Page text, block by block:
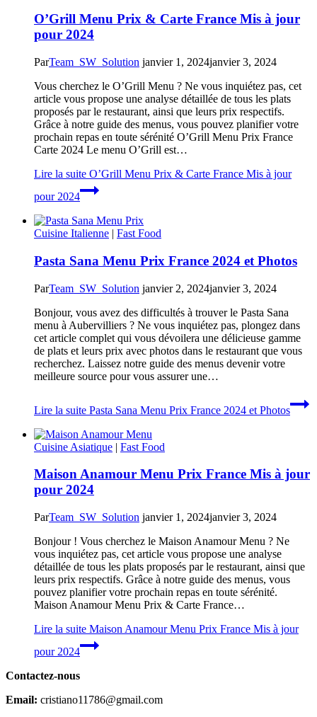
O’Grill Menu Prix & Carte France Mis à jour
pour 2024
ParTeam_SW_Solution janvier 1, 2024janvier 3, 2024
Vous cherchez le O’Grill Menu ? Ne vous inquiétez pas, cet
article vous propose une analyse détaillée de tous les plats
proposés par le restaurant, ainsi que leurs prix respectifs.
Grâce à notre guide des menus, vous pouvez planifier votre
prochain repas en toute sérénité O’Grill Menu Prix France
Carte 2024 Le menu O’Grill est…
Lire la suite O’Grill Menu Prix & Carte France Mis à jour
pour 2024
Cuisine Italienne | Fast Food
Pasta Sana Menu Prix France 2024 et Photos
ParTeam_SW_Solution janvier 2, 2024janvier 3, 2024
Bonjour, vous avez des difficultés à trouver le Pasta Sana
menu à Aubervilliers ? Ne vous inquiétez pas, plongez dans
cet article complet qui vous dévoilera une délicieuse gamme
de plats et leurs prix avec photos dans le restaurant que vous
recherchez. Laissez notre guide des menus devenir votre
meilleure source pour vous assurer une…
Lire la suite Pasta Sana Menu Prix France 2024 et Photos
Cuisine Asiatique | Fast Food
Maison Anamour Menu Prix France Mis à jour
pour 2024
ParTeam_SW_Solution janvier 1, 2024janvier 3, 2024
Bonjour ! Vous cherchez le Maison Anamour Menu ? Ne
vous inquiétez pas, cet article vous propose une analyse
détaillée de tous les plats proposés par le restaurant, ainsi que
leurs prix respectifs. Grâce à notre guide des menus, vous
pouvez planifier votre prochain repas en toute sérénité.
Maison Anamour Menu Prix & Carte France…
Lire la suite Maison Anamour Menu Prix France Mis à jour
pour 2024
Contactez-nous
Email: cristiano11786@gmail.com